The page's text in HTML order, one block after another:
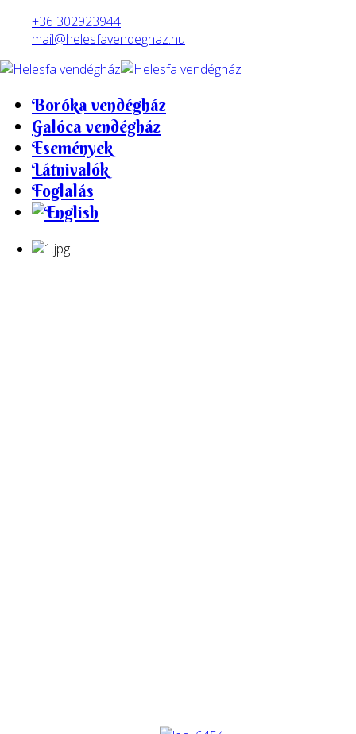
+36 302923944
mail@helesfavendeghaz.hu
Boróka vendégház
Galóca vendégház
Események
Látnivalók
Foglalás
hónap
hónap